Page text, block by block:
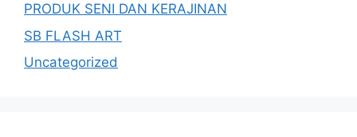
PRODUK SENI DAN KERAJINAN
SB FLASH ART
Uncategorized